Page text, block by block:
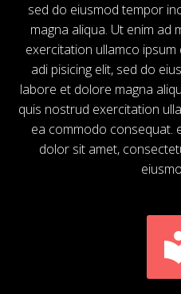
sed do eiusmod tempor
magna aliqua. Ut enim ad
exercitation ullamco
adi pisicing elit, sed do
labore et dolore magna
quis nostrud exercitation
ea commodo consequat.
dolor sit amet,